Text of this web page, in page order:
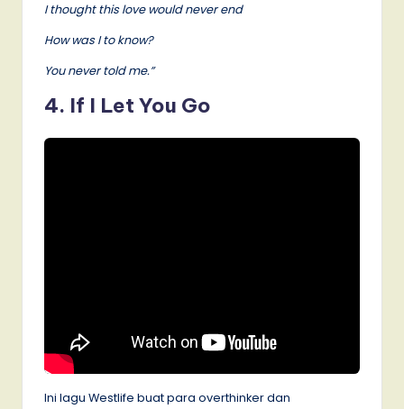
I thought this love would never end
How was I to know?
You never told me.”
4. If I Let You Go
Ini lagu Westlife buat para overthinker dan